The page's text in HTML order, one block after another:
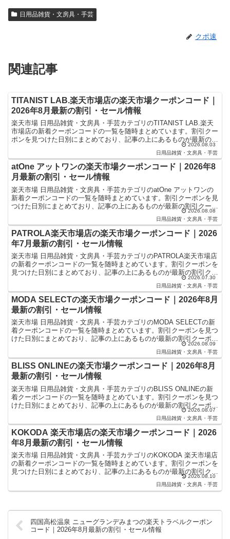
日用品雑貨・文房具・手芸
クポ速
関連記事
TITANIST LAB.楽天市場店の楽天市場クーポンコード｜
2026年8月最新の割引・セール情報
楽天市場 日用品雑貨・文房具・手芸カテゴリのTITANIST LAB.楽天
市場店の新着クーポンコードの一覧を随時まとめています。割引クー
ポンを見つけた日別にまとめており、記事の上にあるものが最新の割
2026.08.03
日用品雑貨・文房具・手芸
atOne アットワンの楽天市場クーポンコード｜2026年8
月最新の割引・セール情報
楽天市場 日用品雑貨・文房具・手芸カテゴリのatOne アットワンの
新着クーポンコードの一覧を随時まとめています。割引クーポンを見
つけた日別にまとめており、記事の上にあるものが最新の割引クーポ
2026.08.08
日用品雑貨・文房具・手芸
PATROLA楽天市場店の楽天市場クーポンコード｜2026
年7月最新の割引・セール情報
楽天市場 日用品雑貨・文房具・手芸カテゴリのPATROLA楽天市場店
の新着クーポンコードの一覧を随時まとめています。割引クーポンを
見つけた日別にまとめており、記事の上にあるものが最新の割引クー
2026.07.30
日用品雑貨・文房具・手芸
MODA SELECTの楽天市場クーポンコード｜2026年8月
最新の割引・セール情報
楽天市場 日用品雑貨・文房具・手芸カテゴリのMODA SELECTの新
着クーポンコードの一覧を随時まとめています。割引クーポンを見つ
けた日別にまとめており、記事の上にあるものが最新の割引クーポン
2026.08.09
日用品雑貨・文房具・手芸
BLISS ONLINEの楽天市場クーポンコード｜2026年8月
最新の割引・セール情報
楽天市場 日用品雑貨・文房具・手芸カテゴリのBLISS ONLINEの新
着クーポンコードの一覧を随時まとめています。割引クーポンを見つ
けた日別にまとめており、記事の上にあるものが最新の割引クーポン
2026.08.07
日用品雑貨・文房具・手芸
KOKODA 楽天市場店の楽天市場クーポンコード｜2026
年8月最新の割引・セール情報
楽天市場 日用品雑貨・文房具・手芸カテゴリのKOKODA 楽天市場店
の新着クーポンコードの一覧を随時まとめています。割引クーポンを
見つけた日別にまとめており、記事の上にあるものが最新の割引クー
2026.08.10
日用品雑貨・文房具・手芸
四国高松温泉 ニューグランデみまつの楽天トラベルクーポン
コード｜2026年8月最新の割引・セール情報